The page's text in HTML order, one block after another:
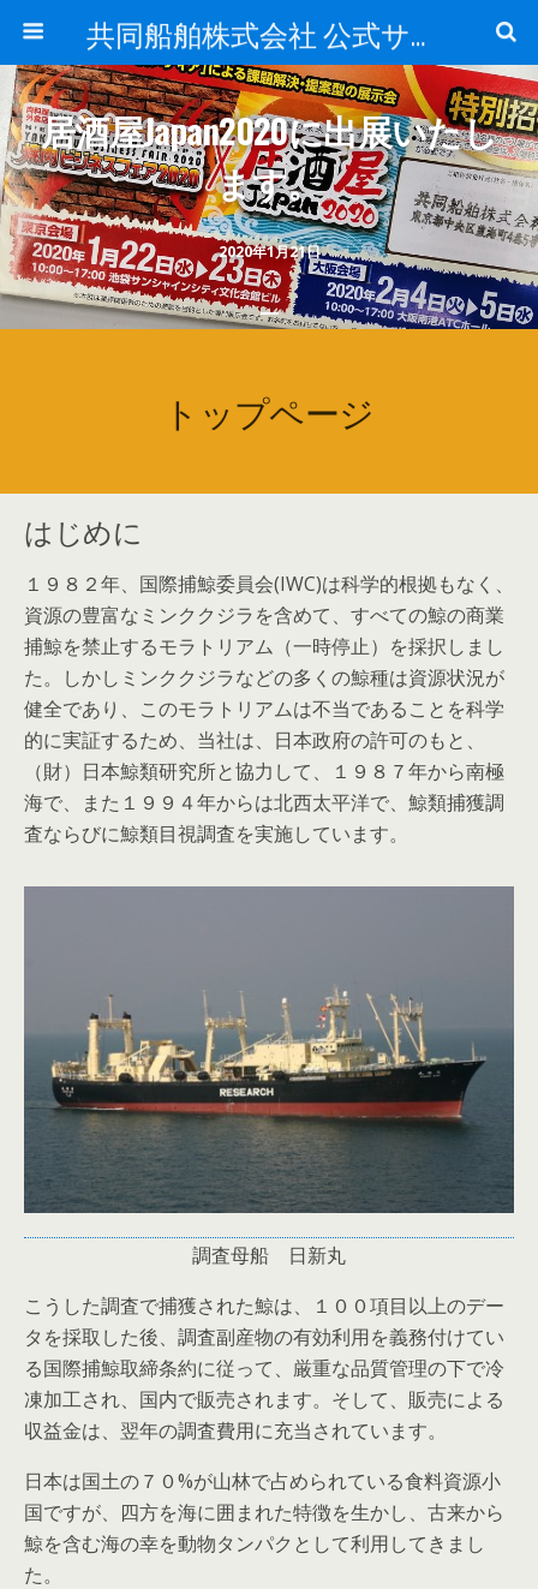
共同船舶株式会社 公式サイト
2020年1月21日
居酒屋Japan2020に出展いたし
ます。
トップページ
はじめに
１９８２年、国際捕鯨委員会(IWC)は科学的根拠もなく、
資源の豊富なミンククジラを含めて、すべての鯨の商業
捕鯨を禁止するモラトリアム（一時停止）を採択しまし
た。しかしミンククジラなどの多くの鯨種は資源状況が
健全であり、このモラトリアムは不当であることを科学
的に実証するため、当社は、日本政府の許可のもと、
（財）日本鯨類研究所と協力して、１９８７年から南極
海で、また１９９４年からは北西太平洋で、鯨類捕獲調
査ならびに鯨類目視調査を実施しています。
調査母船 日新丸
こうした調査で捕獲された鯨は、１００項目以上のデー
タを採取した後、調査副産物の有効利用を義務付けてい
る国際捕鯨取締条約に従って、厳重な品質管理の下で冷
凍加工され、国内で販売されます。そして、販売による
収益金は、翌年の調査費用に充当されています。
日本は国土の７０%が山林で占められている食料資源小
国ですが、四方を海に囲まれた特徴を生かし、古来から
鯨を含む海の幸を動物タンパクとして利用してきまし
た。